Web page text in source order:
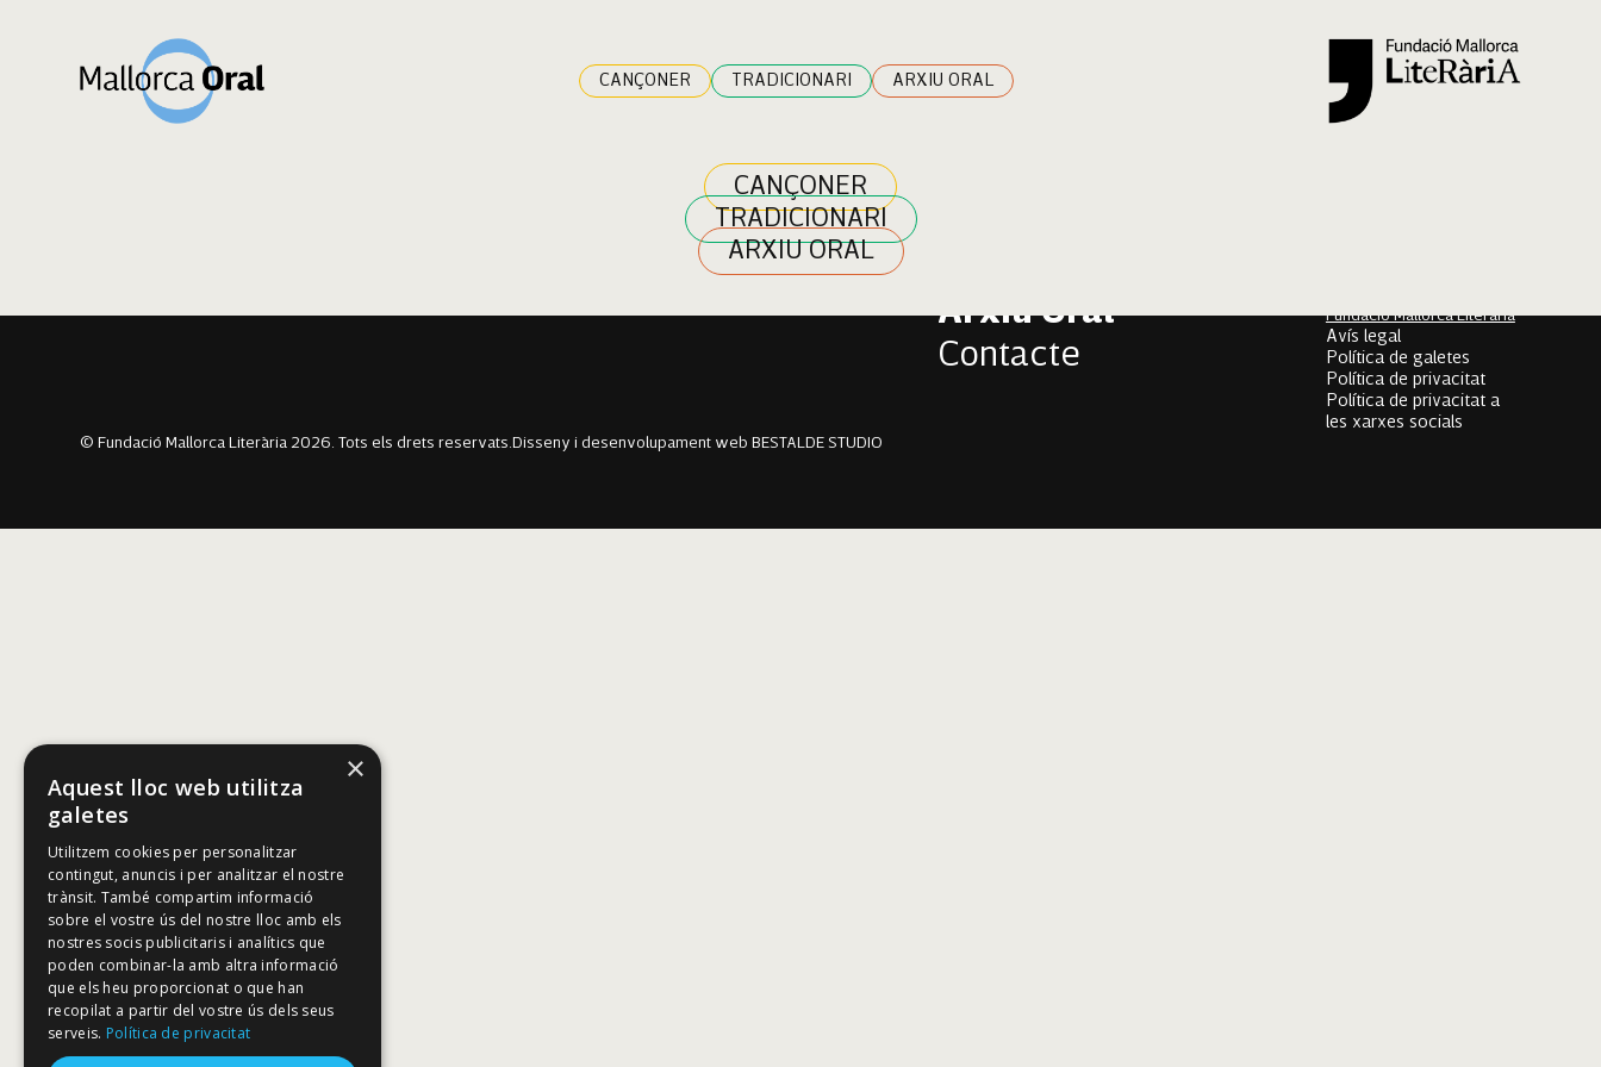
CANÇONER TRADICIONARI ARXIU ORAL
CANÇONER
TRADICIONARI
ARXIU ORAL
Roger Florez Pasqual
Pere Ferrando Cantó
Beatriz Fuster Valls
Arxiu Oral
Contacte
Fundació Mallorca Literària
Avís legal
Política de galetes
Política de privacitat
Política de privacitat a
les xarxes socials
© Fundació Mallorca Literària 2026. Tots els drets reservats. Disseny i desenvolupament web BESTALDE STUDIO
×
Aquest lloc web utilitza
galetes
Utilitzem cookies per personalitzar
contingut, anuncis i per analitzar el nostre
trànsit. També compartim informació
sobre el vostre ús del nostre lloc amb els
nostres socis publicitaris i analítics que
poden combinar-la amb altra informació
que els heu proporcionat o que han
recopilat a partir del vostre ús dels seus
serveis. Política de privacitat